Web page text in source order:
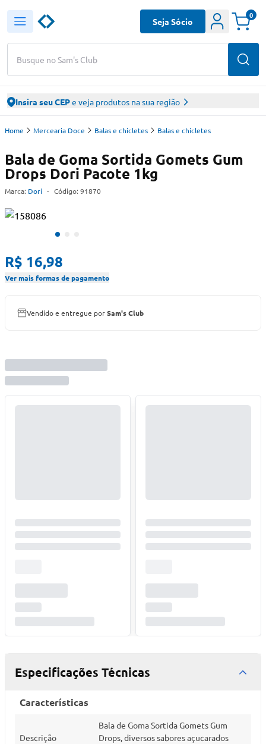
Busque no Sam's Club
Seja Sócio
0
Insira seu CEPe veja produtos na sua região
Home Mercearia Doce Balas e chicletes Balas e chicletes
Bala de Goma Sortida Gomets Gum
Drops Dori Pacote 1kg
Marca: Dori - Código: 91870
R$ 16,98
Ver mais formas de pagamento
Vendido e entregue porSam's Club
Especificações Técnicas
Características
Descrição
Bala de Goma Sortida Gomets Gum
Drops, diversos sabores açucarados